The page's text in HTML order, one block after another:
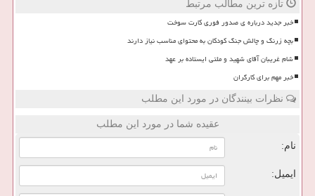
تازه ترین مطالب مرتبط
خبر جدید درباره ی صدور فوری کارت سوخت
بچه زرنگ و چالش جنگ کودکان به محتوای مناسب نیاز دارند
شام غریبان آقای شهید و ملتی ایستاده بر عهد
خبر مهم برای کارگران
نظرات بینندگان در مورد این مطلب
عقیده شما در مورد این مطلب
نام:
ایمیل: